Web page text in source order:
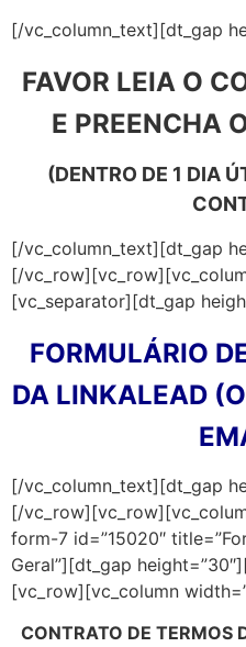
[/vc_column_text][dt_gap
FAVOR LEIA O
E PREENCHA
(DENTRO DE 1 DIA
[/vc_column_text][dt_gap
[/
[vc_separator][dt_gap
FORMULÁRIO
DA LINKALEAD
[/vc_column_text][dt_gap
[/
form-7 id=”15020″
Geral”][dt_gap
[vc_row][vc_column
CONTRATO DE TERMOS